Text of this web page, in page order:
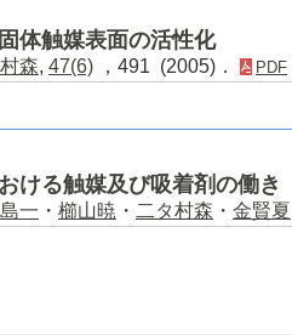
体触媒表面の活性化
森, 47(6) ，491 (2005)． PDF
ける触媒及び吸着剤の働き
一 ・ 櫛山暁 ・ 二タ村森 ・ 金賢夏